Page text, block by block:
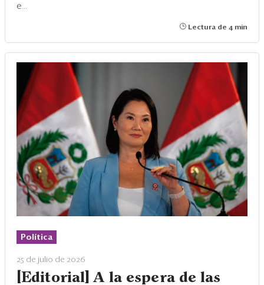
e...
Lectura de 4 min
Política
25 de julio de 2026
[Editorial] A la espera de las